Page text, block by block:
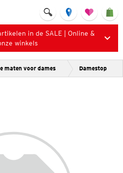
in de SALE | Online &
winkels
maten voor dames Damestop